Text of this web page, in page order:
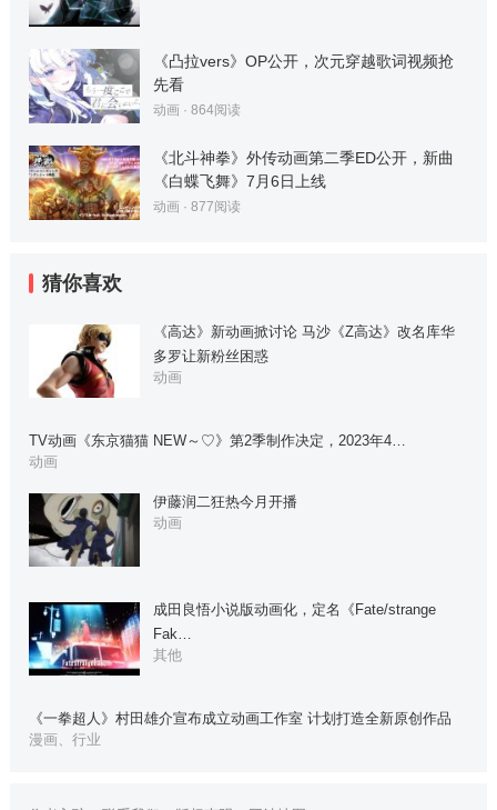
《凸拉vers》OP公开，次元穿越歌词视频抢
先看
动画· 864阅读
《北斗神拳》外传动画第二季ED公开，新曲
《白蝶飞舞》7月6日上线
动画· 877阅读
猜你喜欢
《高达》新动画掀讨论 马沙《Z高达》改名库华
多罗让新粉丝困惑
动画
TV动画《东京猫猫 NEW～♡》第2季制作决定，2023年4…
动画
伊藤润二狂热今月开播
动画
成田良悟小说版动画化，定名《Fate/strange
Fak…
其他
《一拳超人》村田雄介宣布成立动画工作室 计划打造全新原创作品
漫画、行业